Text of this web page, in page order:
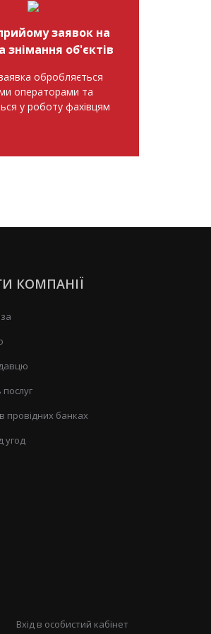
заявок на
знімання об'єктів
обробляється
операторами та
у роботу фахівцям
КОМПАНІЇ
послуг
провідних банках
угод
Вхід в особистий кабінет